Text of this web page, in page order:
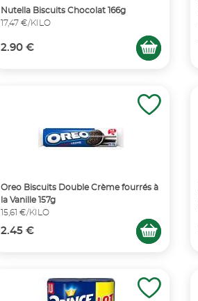
Nutella Biscuits Chocolat 166g
17,47 €/KILO
2.90 €
Oreo Biscuits Double Crème fourrés à
la Vanille 157g
15,61 €/KILO
2.45 €